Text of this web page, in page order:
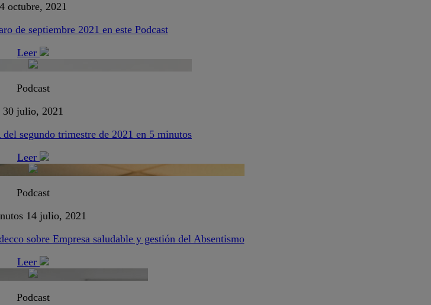
4 octubre, 2021
de septiembre 2021 en este Podcast
Leer
Podcast
30 julio, 2021
segundo trimestre de 2021 en 5 minutos
Leer
Podcast
14 julio, 2021
sobre Empresa saludable y gestión del Absentismo
Leer
Podcast